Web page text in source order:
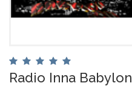
Radio Inna Babylon